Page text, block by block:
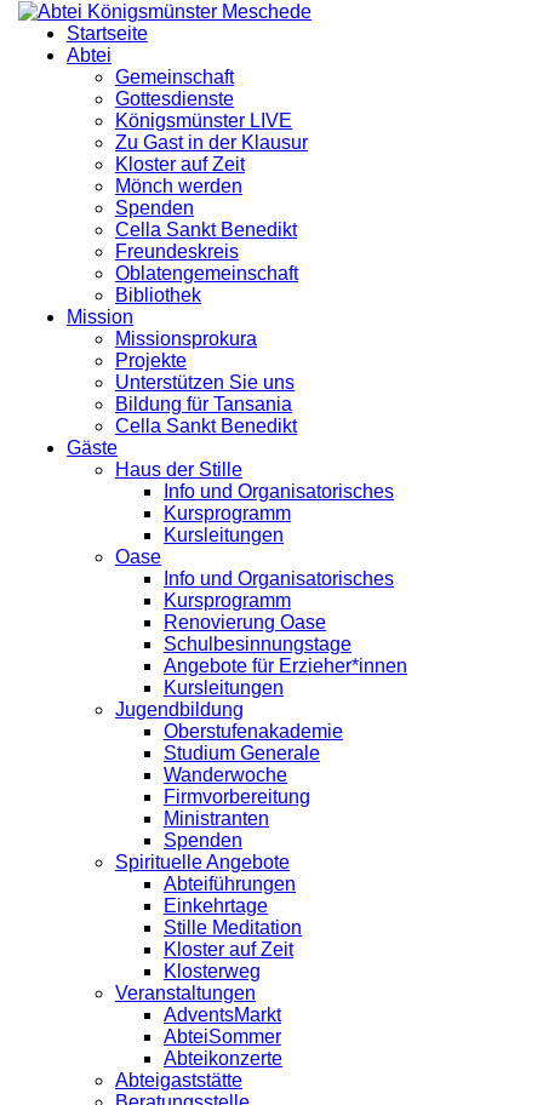
Startseite
Abtei
Gemeinschaft
Gottesdienste
Königsmünster LIVE
Zu Gast in der Klausur
Kloster auf Zeit
Mönch werden
Spenden
Cella Sankt Benedikt
Freundeskreis
Oblatengemeinschaft
Bibliothek
Mission
Missionsprokura
Projekte
Unterstützen Sie uns
Bildung für Tansania
Cella Sankt Benedikt
Gäste
Haus der Stille
Info und Organisatorisches
Kursprogramm
Kursleitungen
Oase
Info und Organisatorisches
Kursprogramm
Renovierung Oase
Schulbesinnungstage
Angebote für Erzieher*innen
Kursleitungen
Jugendbildung
Oberstufenakademie
Studium Generale
Wanderwoche
Firmvorbereitung
Ministranten
Spenden
Spirituelle Angebote
Abteiführungen
Einkehrtage
Stille Meditation
Kloster auf Zeit
Klosterweg
Veranstaltungen
AdventsMarkt
AbteiSommer
Abteikonzerte
Abteigaststätte